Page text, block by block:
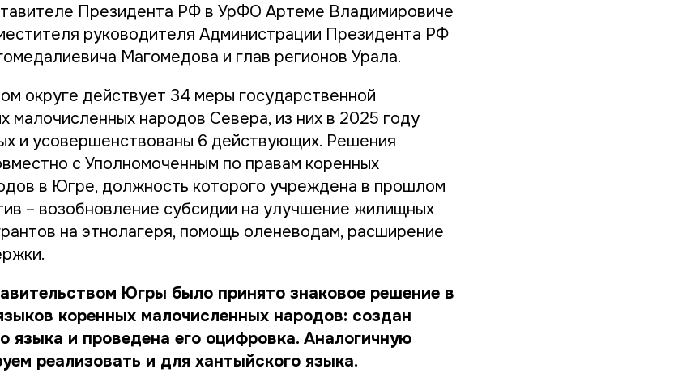
Президента РФ в УрФО Артеме Владимировиче
руководителя Администрации Президента РФ
Магомедова и глав регионов Урала.
округе действует 34 меры государственной
малочисленных народов Севера, из них в 2025 году
и усовершенствованы 6 действующих. Решения
с Уполномоченным по правам коренных
в Югре, должность которого учреждена в прошлом
– возобновление субсидии на улучшение жилищных
на этнолагеря, помощь оленеводам, расширение
Югры было принято знаковое решение в
коренных малочисленных народов: создан
языка и проведена его оцифровка. Аналогичную
реализовать и для хантыйского языка.